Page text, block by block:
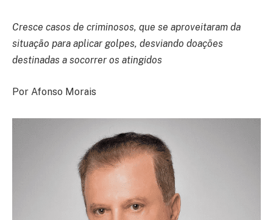
Cresce casos de criminosos, que se aproveitaram da
situação para aplicar golpes, desviando doações
destinadas a socorrer os atingidos
Por Afonso Morais